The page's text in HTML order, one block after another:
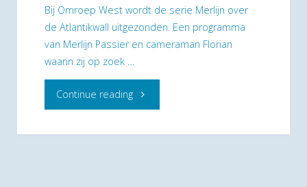
Bril"
Bij Omroep West wordt de serie Merlijn over
de Atlantikwall uitgezonden. Een programma
van Merlijn Passier en cameraman Florian
waarin zij op zoek …
Continue reading"Mananochoja